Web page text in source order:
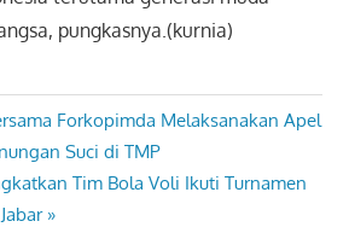
pungkasnya.(kurnia)
Forkopimda Melaksanakan Apel
Suci di TMP
Tim Bola Voli Ikuti Turnamen